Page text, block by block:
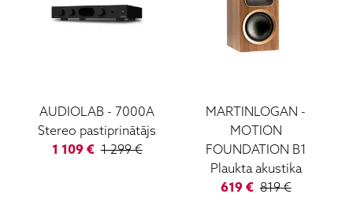
AUDIOLAB -7000A
Stereo pastiprinātājs
1 109€ 1 299€
MARTINLOGAN -
MOTION
FOUNDATION B1
Plaukta akustika
619€ 819€